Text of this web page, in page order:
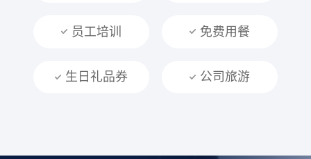
员工培训 免费用餐
生日礼品券 公司旅游